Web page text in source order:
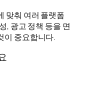
맞춰 여러 플랫폼
, 광고 정책 등을 면
이 중요합니다.